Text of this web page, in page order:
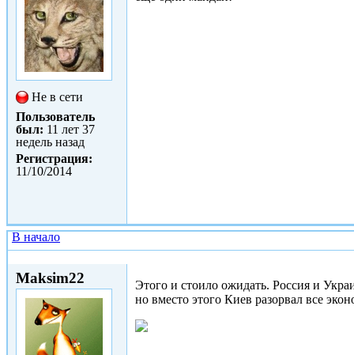
Не в сети
Пользователь
был: 11 лет 37
недель назад
Регистрация:
11/10/2014
В начало
Maksim22
Этого и стоило ожидать. Россия и
но вместо этого Киев разорвал все